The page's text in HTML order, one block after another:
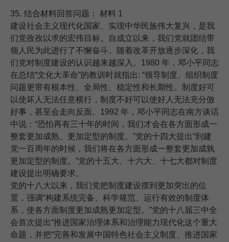
35. 结合材料回答问题： 材料 1
建设社会主义现代化国家、实现中华民族伟大复兴，是我
们党孜孜以求的宏伟目标。自成立以来，我们党就团结带
领人民为此进行了不懈奋斗。随着改革开放逐步深化，我
们党对制度建设的认识越来越深入。1980 年，邓小平同志
在总结“文化大革命”的教训时就指出: “领导制度、组织制度
问题更带有根本性、全局性、稳定性和长期性。制度好可
以使坏人无法任意横行，制度不好可以使好人无法充分倣
好事，甚至会走向反面。1992 年，邓小平同志在南方谈话
中说：“恐怕再有三十年的时间，我们才会在各方面形成一
整套更加成熟、更加定型的制度。”党的十四大提出“到建
党一百周年的时候，我们将在各方面形成一整套更加成孰
更加定型的制度。”党的十五大、十六大、十七大都对制度
建设提出明确要求。
党的十八大以来，我们党把制度建设摆到更加突出的位
置，强调“构建系统完备、科学规范、运行有效的制度体
系，使各方面制度更加成熟更加定型。”党的十八届三中全
会首次提出“推进国家治理体系和治理能力现代化这个重大
命题，并把“完善和发展中国特色社会主义制度、推进国家